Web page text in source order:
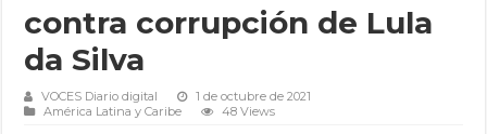
contra corrupción de Lula
da Silva
VOCES Diario digital
1 de octubre de 2021
América Latina y Caribe
48 Views